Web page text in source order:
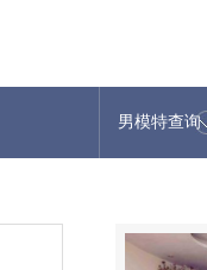
男模特查询